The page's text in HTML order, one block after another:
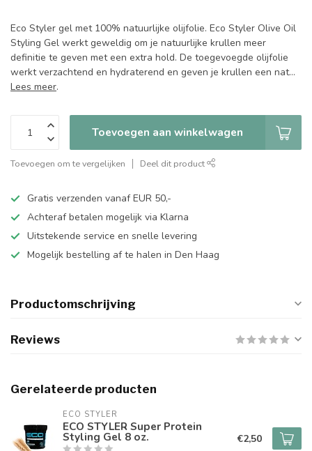
Eco Styler gel met 100% natuurlijke olijfolie. Eco Styler Olive Oil
Styling Gel werkt geweldig om je natuurlijke krullen meer
definitie te geven met een extra hold. De toegevoegde olijfolie
werkt verzachtend en hydraterend en geven je krullen een nat...
Lees meer.
Toevoegen aan winkelwagen
Toevoegen om te vergelijken Deel dit product
Gratis verzenden vanaf EUR 50,-
Achteraf betalen mogelijk via Klarna
Uitstekende service en snelle levering
Mogelijk bestelling af te halen in Den Haag
Productomschrijving
Reviews
Gerelateerde producten
ECO STYLER
ECO STYLER Super Protein
Styling Gel 8 oz. €2,50